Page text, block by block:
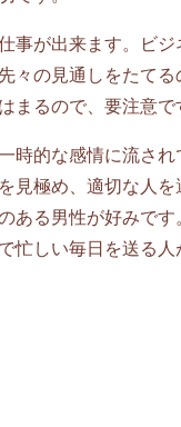
事が出来ます。ビジ
々の見通しをたてる
まるので、要注意で
時的な感情に流され
見極め、適切な人を
ある男性が好みです
忙しい毎日を送る人